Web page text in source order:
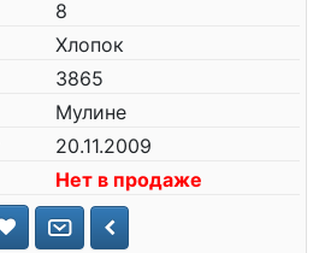
8
Хлопок
3865
Мулине
20.11.2009
Нет в продаже